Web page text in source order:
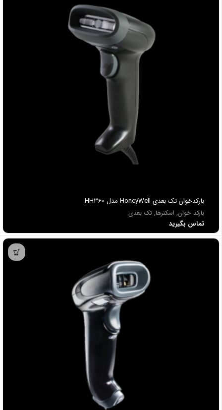
بارکدخوان تک بعدی HoneyWell مدل HH360
بارکد خوان, اسکنرها, تک بعدی
تماس بگیرید